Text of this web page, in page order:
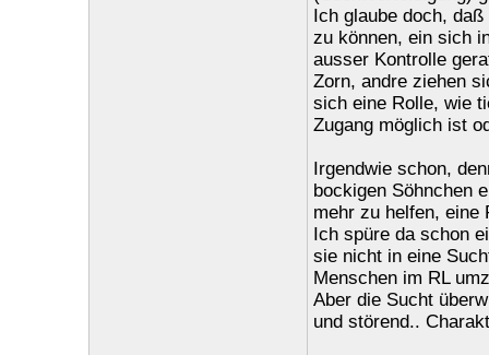
Ich glaube doch,
zu können, ein sich
ausser Kontrolle
Zorn, andre ziehen
sich eine Rolle, wie
Zugang möglich ist
Irgendwie schon,
bockigen Söhnchen
mehr zu helfen, eine
Ich spüre da schon
sie nicht in eine
Menschen im RL
Aber die Sucht
und störend..